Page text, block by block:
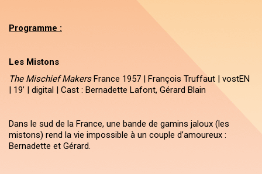
Programme :
Les Mistons
The Mischief MakersFrance 1957 | François Truffaut | vostEN
| 19’ | digital | Cast : Bernadette Lafont, Gérard Blain
Dans le sud de la France, une bande de gamins jaloux (les
mistons) rend la vie impossible à un couple d’amoureux :
Bernadette et Gérard.